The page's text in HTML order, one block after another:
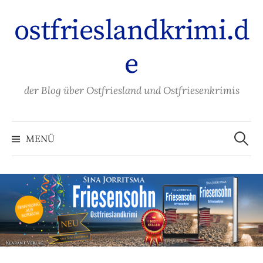
Inhalt
überspringen
ostfrieslandkrimi.d
e
der Blog über Ostfriesland und Ostfriesenkrimis
MENÜ
Suchen
nach: